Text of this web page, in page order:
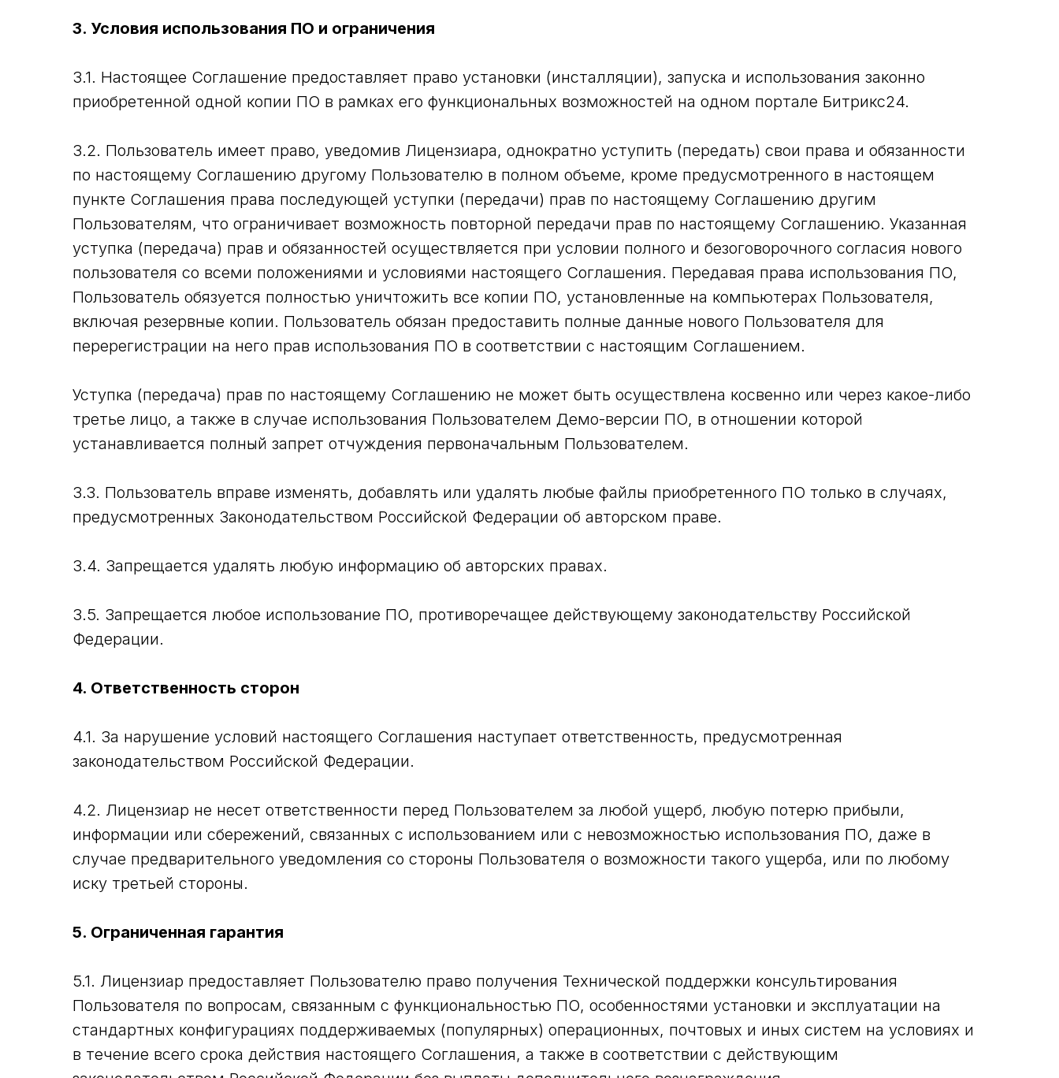
3. Условия использования ПО и ограничения
3.1. Настоящее Соглашение предоставляет право установки (инсталляции), запуска и использования законно
приобретенной одной копии ПО в рамках его функциональных возможностей на одном портале Битрикс24.
3.2. Пользователь имеет право, уведомив Лицензиара, однократно уступить (передать) свои права и обязанности
по настоящему Соглашению другому Пользователю в полном объеме, кроме предусмотренного в настоящем
пункте Соглашения права последующей уступки (передачи) прав по настоящему Соглашению другим
Пользователям, что ограничивает возможность повторной передачи прав по настоящему Соглашению. Указанная
уступка (передача) прав и обязанностей осуществляется при условии полного и безоговорочного согласия нового
пользователя со всеми положениями и условиями настоящего Соглашения. Передавая права использования ПО,
Пользователь обязуется полностью уничтожить все копии ПО, установленные на компьютерах Пользователя,
включая резервные копии. Пользователь обязан предоставить полные данные нового Пользователя для
перерегистрации на него прав использования ПО в соответствии с настоящим Соглашением.
Уступка (передача) прав по настоящему Соглашению не может быть осуществлена косвенно или через какое-либо
третье лицо, а также в случае использования Пользователем Демо-версии ПО, в отношении которой
устанавливается полный запрет отчуждения первоначальным Пользователем.
3.3. Пользователь вправе изменять, добавлять или удалять любые файлы приобретенного ПО только в случаях,
предусмотренных Законодательством Российской Федерации об авторском праве.
3.4. Запрещается удалять любую информацию об авторских правах.
3.5. Запрещается любое использование ПО, противоречащее действующему законодательству Российской
Федерации.
4. Ответственность сторон
4.1. За нарушение условий настоящего Соглашения наступает ответственность, предусмотренная
законодательством Российской Федерации.
4.2. Лицензиар не несет ответственности перед Пользователем за любой ущерб, любую потерю прибыли,
информации или сбережений, связанных с использованием или с невозможностью использования ПО, даже в
случае предварительного уведомления со стороны Пользователя о возможности такого ущерба, или по любому
иску третьей стороны.
5. Ограниченная гарантия
5.1. Лицензиар предоставляет Пользователю право получения Технической поддержки консультирования
Пользователя по вопросам, связанным с функциональностью ПО, особенностями установки и эксплуатации на
стандартных конфигурациях поддерживаемых (популярных) операционных, почтовых и иных систем на условиях и
в течение всего срока действия настоящего Соглашения, а также в соответствии с действующим